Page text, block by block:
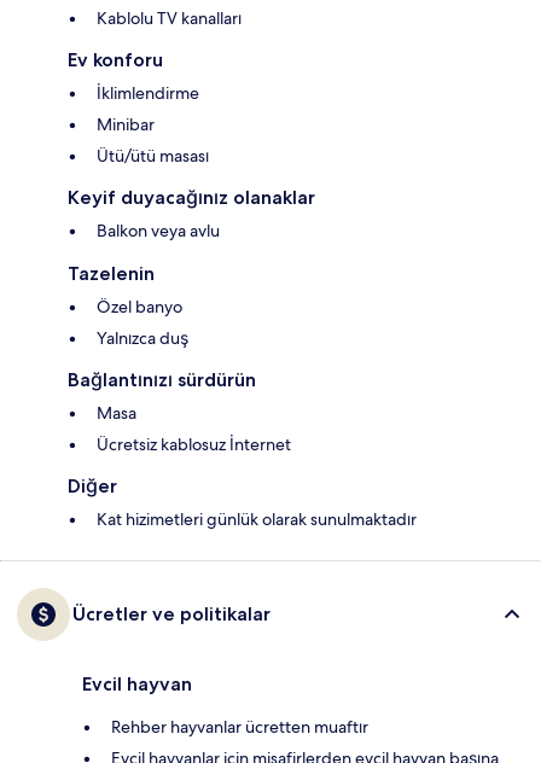
Kablolu TV kanalları
Ev konforu
İklimlendirme
Minibar
Ütü/ütü masası
Keyif duyacağınız olanaklar
Balkon veya avlu
Tazelenin
Özel banyo
Yalnızca duş
Bağlantınızı sürdürün
Masa
Ücretsiz kablosuz İnternet
Diğer
Kat hizimetleri günlük olarak sunulmaktadır
Ücretler ve politikalar
Evcil hayvan
Rehber hayvanlar ücretten muaftır
Evcil hayvanlar için misafirlerden evcil hayvan başına,